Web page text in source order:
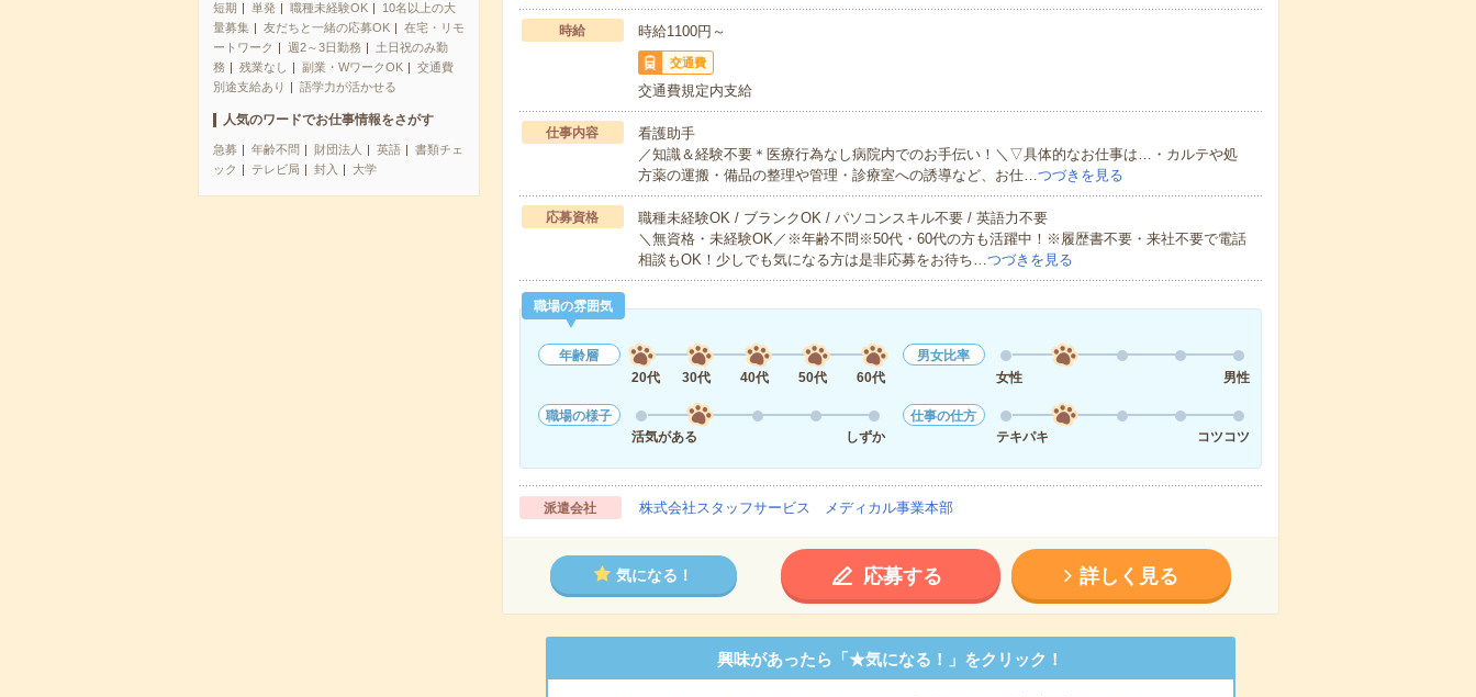
短期 単発 職種未経験OK
10名以上の大
量募集
友だちと一緒の応募OK
在宅・リモ
ートワーク
週2～3日勤務
土日祝のみ勤
務
残業なし 副業・WワークOK
交通費
別途支給あり
語学力が活かせる
人気のワードでお仕事情報をさがす
急募 年齢不問 財団法人 英語
書類チェ
ック
テレビ局 封入 大学
時給 時給1100円～
交通費
交通費規定内支給
仕事内容
看護助手
／知識＆経験不要＊医療行為なし病院内でのお手伝い！＼▽具体的なお仕事は…・カルテや処
方薬の運搬・備品の整理や管理・診療室への誘導など、お仕…つづきを見る
応募資格
職種未経験OK / ブランクOK / パソコンスキル不要 / 英語力不要
＼無資格・未経験OK／※年齢不問※50代・60代の方も活躍中！※履歴書不要・来社不要で電話
相談もOK！少しでも気になる方は是非応募をお待ち…つづきを見る
職場の雰囲気
年齢層
20代
30代 40代 50代 60代
男女比率
女性
男性
職場の様子
活気がある
しずか
仕事の仕方
テキパキ
コツコツ
派遣会社 株式会社スタッフサービス メディカル事業本部
気になる！ 応募する 詳しく見る
興味があったら「★気になる！」をクリック！